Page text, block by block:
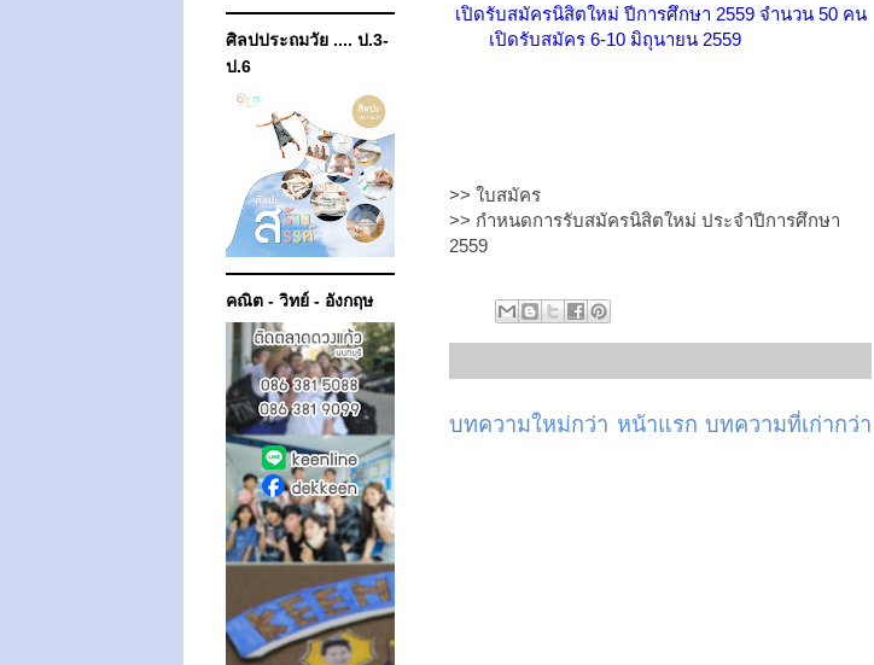
เปิดรับสมัครนิสิตใหม่ ปีการศึกษา 2559 จำนวน 50 คน
เปิดรับสมัคร 6-10 มิถุนายน 2559
>> ใบสมัคร
>> กำหนดการรับสมัครนิสิตใหม่ ประจำปีการศึกษา
2559
บทความใหม่กว่า บทความที่เก่ากว่า
หน้าแรก
ศิลปประถมวัย .... ป.3-
ป.6
คณิต - วิทย์ - อังกฤษ